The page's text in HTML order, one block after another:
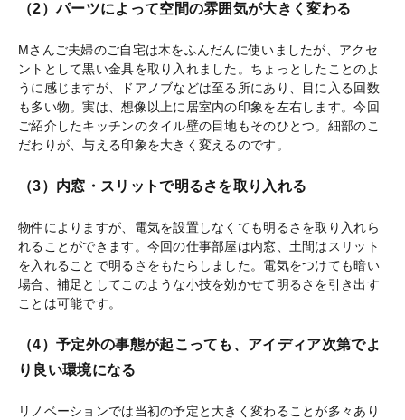
（2）パーツによって空間の雰囲気が大きく変わる
Mさんご夫婦のご自宅は木をふんだんに使いましたが、アクセ
ントとして黒い金具を取り入れました。ちょっとしたことのよ
うに感じますが、ドアノブなどは至る所にあり、目に入る回数
も多い物。実は、想像以上に居室内の印象を左右します。今回
ご紹介したキッチンのタイル壁の目地もそのひとつ。細部のこ
だわりが、与える印象を大きく変えるのです。
（3）内窓・スリットで明るさを取り入れる
物件によりますが、電気を設置しなくても明るさを取り入れら
れることができます。今回の仕事部屋は内窓、土間はスリット
を入れることで明るさをもたらしました。電気をつけても暗い
場合、補足としてこのような小技を効かせて明るさを引き出す
ことは可能です。
（4）予定外の事態が起こっても、アイディア次第でよ
り良い環境になる
リノベーションでは当初の予定と大きく変わることが多々あり